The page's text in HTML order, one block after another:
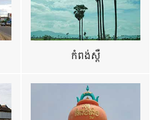
កំពង់ស្ពឺ